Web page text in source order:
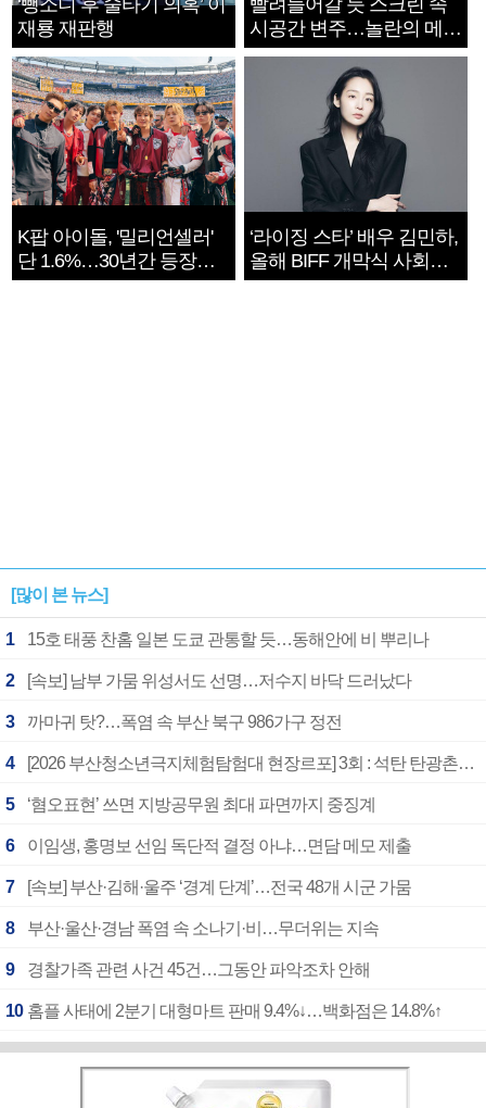
‘뺑소니 후 술타기 의혹’ 이
재룡 재판행
빨려들어갈 듯 스크린 속
시공간 변주…놀란의 메시
지는 ‘전쟁 속죄’
K팝 아이돌, '밀리언셀러'
단 1.6%…30년간 등장
1182개팀 전수조사
‘라이징 스타’ 배우 김민하,
올해 BIFF 개막식 사회자
확정
[많이 본 뉴스]
1 15호 태풍 찬홈 일본 도쿄 관통할 듯…동해안에 비 뿌리나
2 [속보] 남부 가뭄 위성서도 선명…저수지 바닥 드러났다
3 까마귀 탓?…폭염 속 부산 북구 986가구 정전
4 [2026 부산청소년극지체험탐험대 현장르포] 3회 : 석탄 탄광촌에서 북극 연구의 중심지로
5 ‘혐오표현’ 쓰면 지방공무원 최대 파면까지 중징계
6 이임생, 홍명보 선임 독단적 결정 아냐…면담 메모 제출
7 [속보] 부산·김해·울주 ‘경계 단계’…전국 48개 시군 가뭄
8 부산·울산·경남 폭염 속 소나기·비…무더위는 지속
9 경찰가족 관련 사건 45건…그동안 파악조차 안해
10 홈플 사태에 2분기 대형마트 판매 9.4%↓…백화점은 14.8%↑